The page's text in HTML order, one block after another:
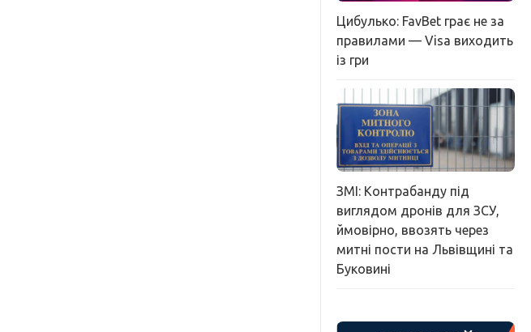
Цибулько: FavBet грає не за
правилами — Visa виходить
із гри
ЗМІ: Контрабанду під
виглядом дронів для ЗСУ,
ймовірно, ввозять через
митні пости на Львівщині та
Буковині